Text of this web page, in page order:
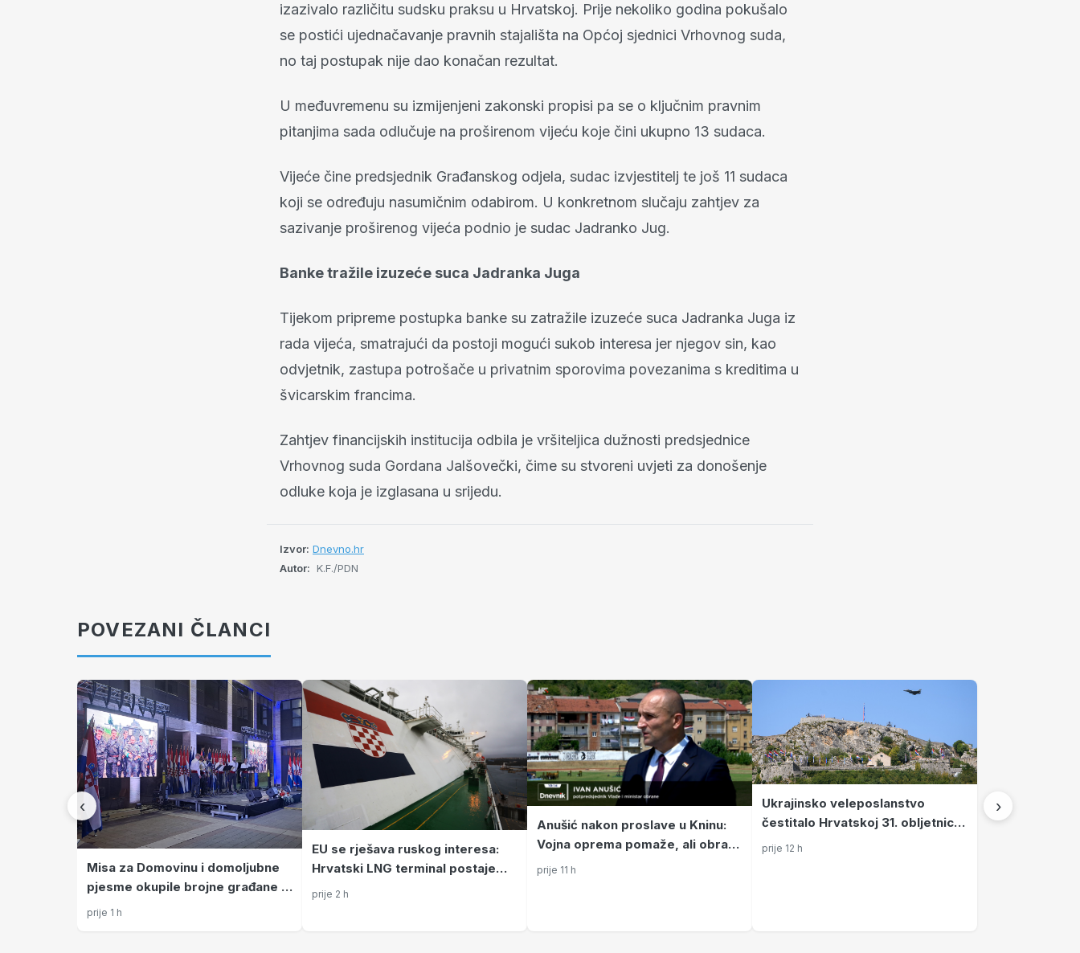
izazivalo različitu sudsku praksu u Hrvatskoj. Prije nekoliko godina pokušalo
se postići ujednačavanje pravnih stajališta na Općoj sjednici Vrhovnog suda,
no taj postupak nije dao konačan rezultat.
U međuvremenu su izmijenjeni zakonski propisi pa se o ključnim pravnim
pitanjima sada odlučuje na proširenom vijeću koje čini ukupno 13 sudaca.
Vijeće čine predsjednik Građanskog odjela, sudac izvjestitelj te još 11 sudaca
koji se određuju nasumičnim odabirom. U konkretnom slučaju zahtjev za
sazivanje proširenog vijeća podnio je sudac Jadranko Jug.
Banke tražile izuzeće suca Jadranka Juga
Tijekom pripreme postupka banke su zatražile izuzeće suca Jadranka Juga iz
rada vijeća, smatrajući da postoji mogući sukob interesa jer njegov sin, kao
odvjetnik, zastupa potrošače u privatnim sporovima povezanima s kreditima u
švicarskim francima.
Zahtjev financijskih institucija odbila je vršiteljica dužnosti predsjednice
Vrhovnog suda Gordana Jalšovečki, čime su stvoreni uvjeti za donošenje
odluke koja je izglasana u srijedu.
Izvor: Dnevno.hr
Autor: K.F./PDN
POVEZANI ČLANCI
‹
Misa za Domovinu i domoljubne
pjesme okupile brojne građane u
Zagrebu
prije 1 h
EU se rješava ruskog interesa:
Hrvatski LNG terminal postaje
ključna europska energetska
prije 2 h
Anušić nakon proslave u Kninu:
Vojna oprema pomaže, ali obranu
države nose ljudi
prije 11 h
Ukrajinsko veleposlanstvo
čestitalo Hrvatskoj 31. obljetnicu
Oluje
prije 12 h
›